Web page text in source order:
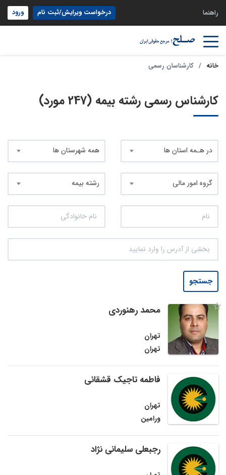
راهنما درخواست ویرایش/ثبت نام ورود
خانه کارشناسان رسمی
کارشناس رسمی رشته بیمه (247 مورد)
در هـمه استان ها همه شهرستان ها
گروه امور مالی رشته بیمه
جستجو
محمد رهنوردی
تهران
تهران
فاطمه تاجیک قشقائی
تهران
ورامین
رجبعلی سلیمانی نژاد